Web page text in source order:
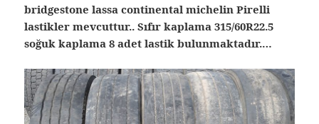
bridgestone lassa continental michelin Pirelli
lastikler mevcuttur.. Sıfır kaplama 315/60R22.5
soğuk kaplama 8 adet lastik bulunmaktadır.…